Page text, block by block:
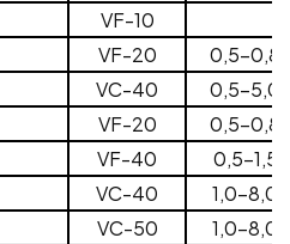
VF-10
VF-20
0,5-0,8
VC-40
0,5-5,0
VF-20
0,5-0,8
VF-40
0,5-1,5
VC-40
1,0-8,0
VC-50
1,0-8,0